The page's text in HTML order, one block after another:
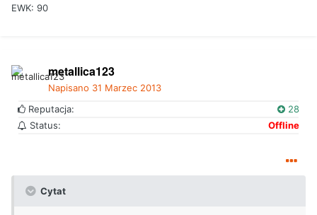
EWK: 90
metallica123
Napisano 31 Marzec 2013
Reputacja:
28
Status:
Offline
Cytat